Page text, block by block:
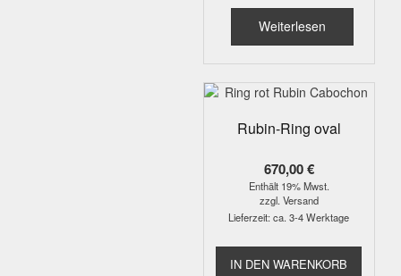
Weiterlesen
Rubin-Ring oval
670,00€
Enthält 19% Mwst.
zzgl. Versand
Lieferzeit: ca. 3-4 Werktage
IN DEN WARENKORB